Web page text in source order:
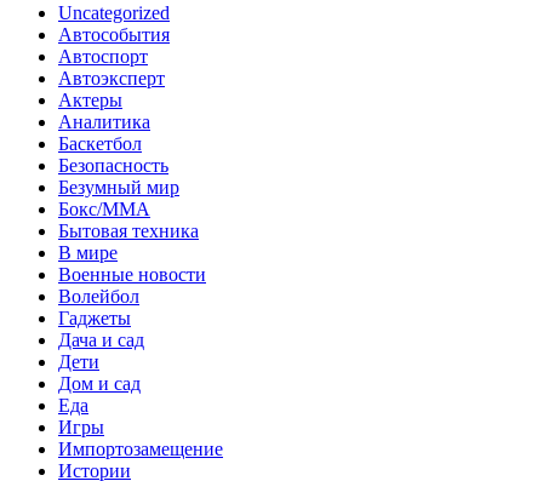
Uncategorized
Автособытия
Автоспорт
Автоэксперт
Актеры
Аналитика
Баскетбол
Безопасность
Безумный мир
Бокс/MMA
Бытовая техника
В мире
Военные новости
Волейбол
Гаджеты
Дача и сад
Дети
Дом и сад
Еда
Игры
Импортозамещение
Истории